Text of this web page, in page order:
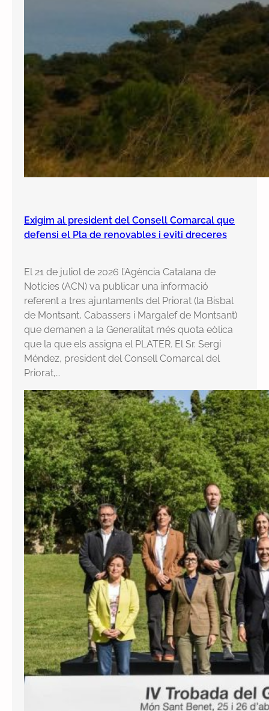
Exigim al president del Consell Comarcal que
defensi el Pla de renovables i eviti dreceres
El 21 de juliol de 2026 l’Agència Catalana de
Notícies (ACN) va publicar una informació
referent a tres ajuntaments del Priorat (la Bisbal
de Montsant, Cabassers i Margalef de Montsant)
que demanen a la Generalitat més quota eòlica
que la que els assigna el PLATER. El Sr. Sergi
Méndez, president del Consell Comarcal del
Priorat,…